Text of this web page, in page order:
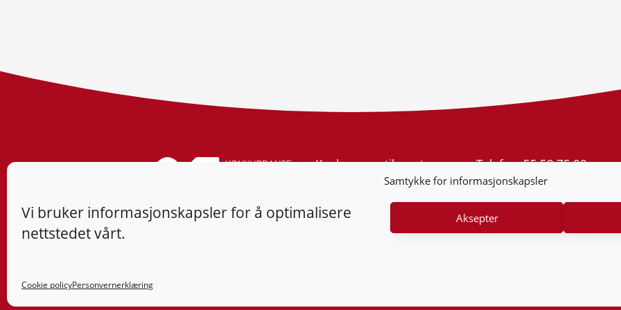
Samtykke for informasjonskapsler
Vi bruker informasjonskapsler for å optimalisere
nettstedet vårt.
Aksepter
Cookie policyPersonvernerklæring
Konkurransetilsynet
Postboks 439 Sentrum
Org.nr: 974 761 246
Telefon:55 59 75 00
E-post:post@kt.no
Nyhetsvarsel >>